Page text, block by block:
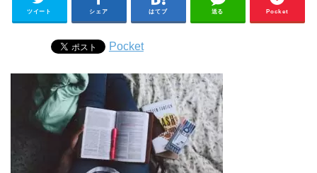
ツイート シェア はてブ 送る Pocket
Pocket